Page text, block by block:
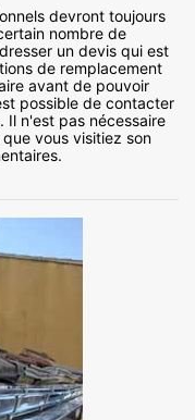
devront toujours
nombre de
un devis qui est
de remplacement
avant de pouvoir
possible de contacter
Il n'est pas nécessaire
vous visitiez son